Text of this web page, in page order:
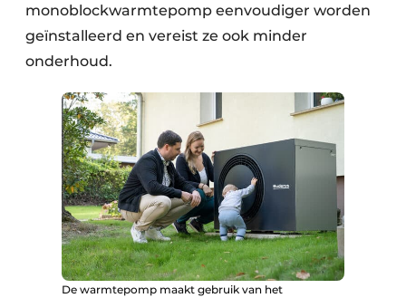
monoblockwarmtepomp eenvoudiger worden
geïnstalleerd en vereist ze ook minder
onderhoud.
De warmtepomp maakt gebruik van het